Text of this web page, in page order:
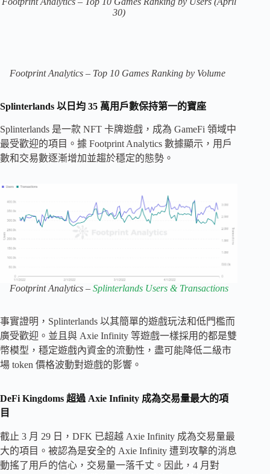
30)
Footprint Analytics – Top 10 Games Ranking by Volume
Splinterlands 以日均 35 萬用戶數保持第一的寶座
Splinterlands 是一款 NFT 卡牌遊戲，成為 GameFi 領域中
最受歡迎的項目。據 Footprint Analytics 數據顯示，用戶
數和交易數逐漸增加並趨於穩定的態勢。
Footprint Analytics – Splinterlands Users & Transactions
事實證明，Splinterlands 以其簡單的遊戲玩法和低門檻而
廣受歡迎。並且與 Axie Infinity 等遊戲一樣採用的都是雙
幣模型，穩定遊戲內資金的流動性，盡可能降低二級市
場 token 價格波動對遊戲的影響。
DeFi Kingdoms 超過 Axie Infinity 成為交易量最大的項
目
截止 3 月 29 日，DFK 已超越 Axie Infinity 成為交易量最
大的項目。被認為是安全的 Axie Infinity 遭到攻擊的消息
動搖了用戶的信心，交易量一落千丈。因此，4 月對